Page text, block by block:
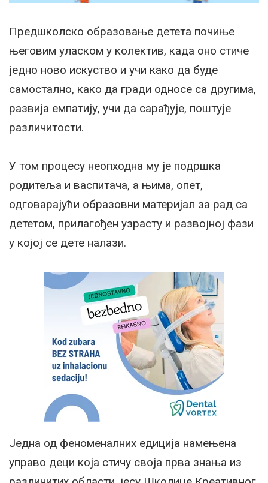
Предшколско образовање детета почиње
његовим уласком у колектив, када оно стиче
једно ново искуство и учи како да буде
самостално, како да гради односе са другима,
развија емпатију, учи да сарађује, поштује
различитости.
У том процесу неопходна му је подршка
родитеља и васпитача, а њима, опет,
одговарајући образовни материјал за рад са
дететом, прилагођен узрасту и развојној фази
у којој се дете налази.
Једна од феноменалних едиција намењена
управо деци која стичу своја прва знања из